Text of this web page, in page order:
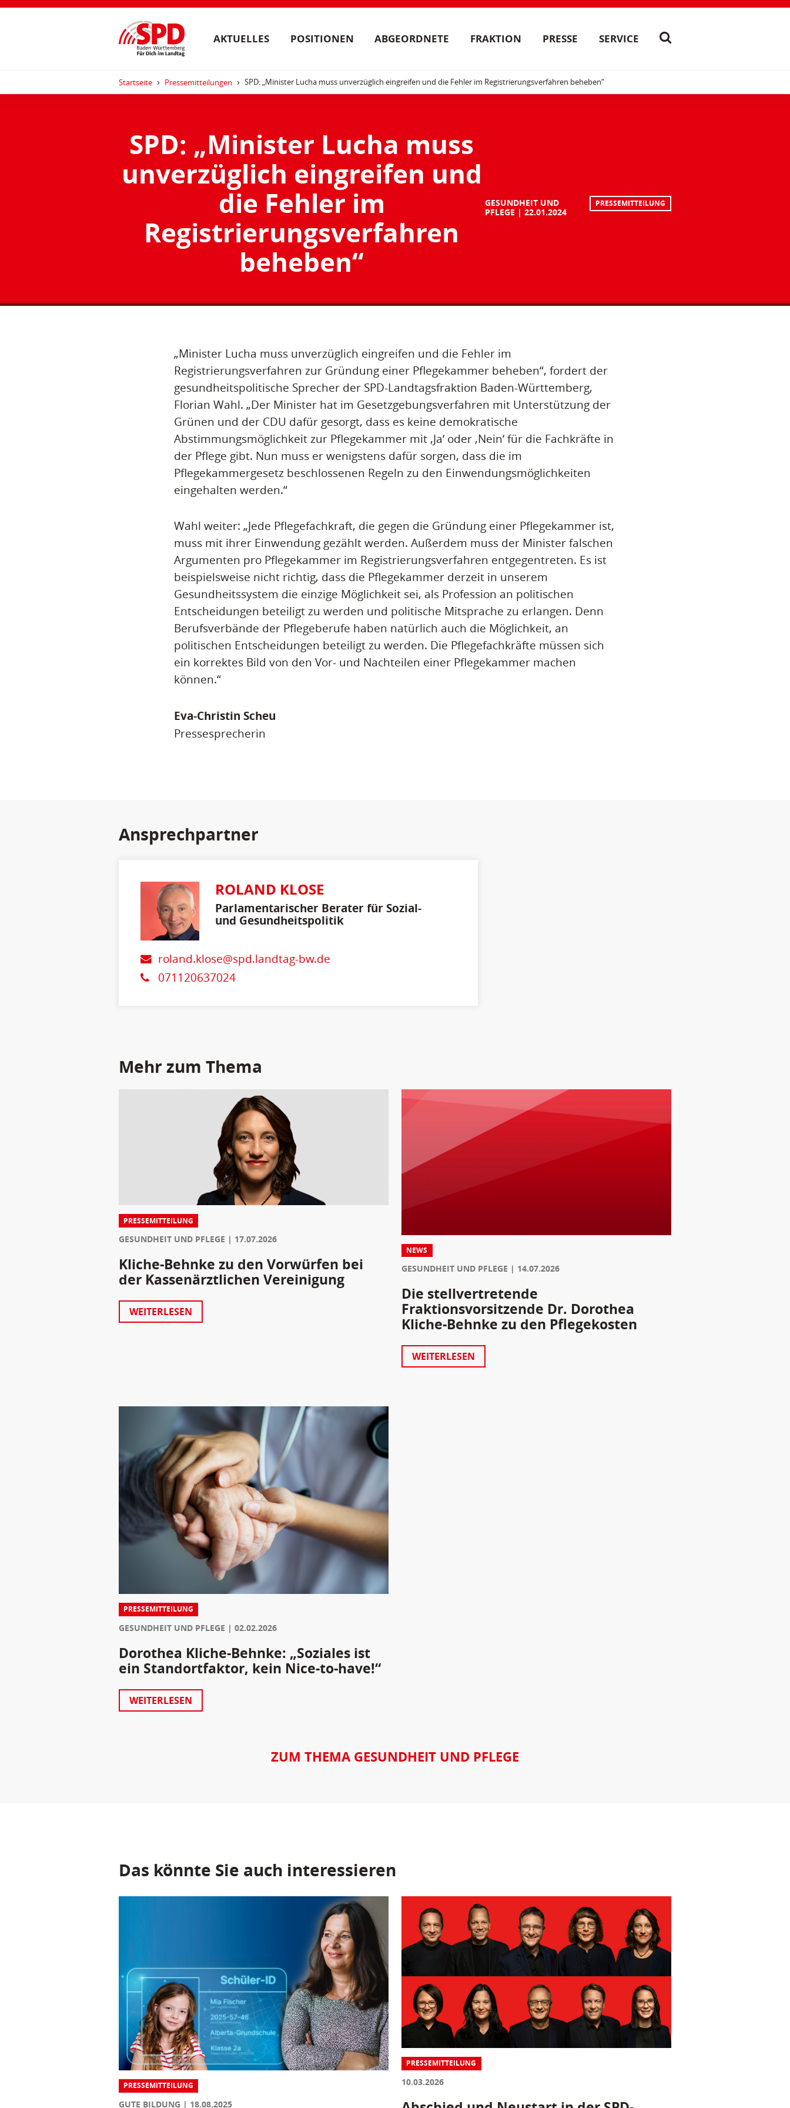
AKTUELLES POSITIONEN ABGEORDNETE FRAKTION PRESSE SERVICE
Startseite Pressemitteilungen SPD: „Minister Lucha muss unverzüglich eingreifen und die Fehler im Registrierungsverfahren beheben“
SPD: „Minister Lucha muss
unverzüglich eingreifen und
die Fehler im
Registrierungsverfahren
beheben“
GESUNDHEIT UND
PFLEGE
22.01.2024
PRESSEMITTEILUNG
„Minister Lucha muss unverzüglich eingreifen und die Fehler im
Registrierungsverfahren zur Gründung einer Pflegekammer beheben“, fordert der
gesundheitspolitische Sprecher der SPD-Landtagsfraktion Baden-Württemberg,
Florian Wahl. „Der Minister hat im Gesetzgebungsverfahren mit Unterstützung der
Grünen und der CDU dafür gesorgt, dass es keine demokratische
Abstimmungsmöglichkeit zur Pflegekammer mit ,Ja‘ oder ,Nein‘ für die Fachkräfte in
der Pflege gibt. Nun muss er wenigstens dafür sorgen, dass die im
Pflegekammergesetz beschlossenen Regeln zu den Einwendungsmöglichkeiten
eingehalten werden.“
Wahl weiter: „Jede Pflegefachkraft, die gegen die Gründung einer Pflegekammer ist,
muss mit ihrer Einwendung gezählt werden. Außerdem muss der Minister falschen
Argumenten pro Pflegekammer im Registrierungsverfahren entgegentreten. Es ist
beispielsweise nicht richtig, dass die Pflegekammer derzeit in unserem
Gesundheitssystem die einzige Möglichkeit sei, als Profession an politischen
Entscheidungen beteiligt zu werden und politische Mitsprache zu erlangen. Denn
Berufsverbände der Pflegeberufe haben natürlich auch die Möglichkeit, an
politischen Entscheidungen beteiligt zu werden. Die Pflegefachkräfte müssen sich
ein korrektes Bild von den Vor- und Nachteilen einer Pflegekammer machen
können.“
Eva-Christin Scheu
Pressesprecherin
Ansprechpartner
ROLAND KLOSE
Parlamentarischer Berater für Sozial-
und Gesundheitspolitik
roland.klose@spd.landtag-bw.de
071120637024
Mehr zum Thema
PRESSEMITTEILUNG
GESUNDHEIT UND PFLEGE 17.07.2026
Kliche-Behnke zu den Vorwürfen bei
der Kassenärztlichen Vereinigung
WEITERLESEN
NEWS
GESUNDHEIT UND PFLEGE 14.07.2026
Die stellvertretende
Fraktionsvorsitzende Dr. Dorothea
Kliche-Behnke zu den Pflegekosten
WEITERLESEN
PRESSEMITTEILUNG
GESUNDHEIT UND PFLEGE 02.02.2026
Dorothea Kliche-Behnke: „Soziales ist
ein Standortfaktor, kein Nice-to-have!“
WEITERLESEN
ZUM THEMA GESUNDHEIT UND PFLEGE
Das könnte Sie auch interessieren
PRESSEMITTEILUNG
GUTE BILDUNG 18.08.2025
PRESSEMITTEILUNG
10.03.2026